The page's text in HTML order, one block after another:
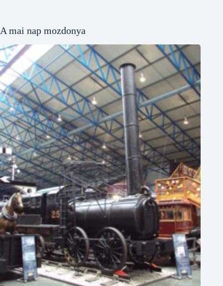
A mai nap mozdonya